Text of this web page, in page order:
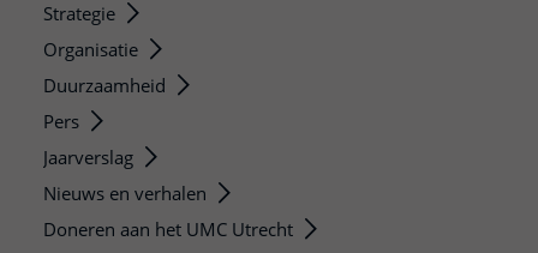
Strategie
Organisatie
Duurzaamheid
Pers
Jaarverslag
Nieuws en verhalen
Doneren aan het UMC Utrecht